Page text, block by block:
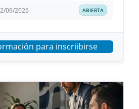
09/2026 ABIERTA
para inscriibirse